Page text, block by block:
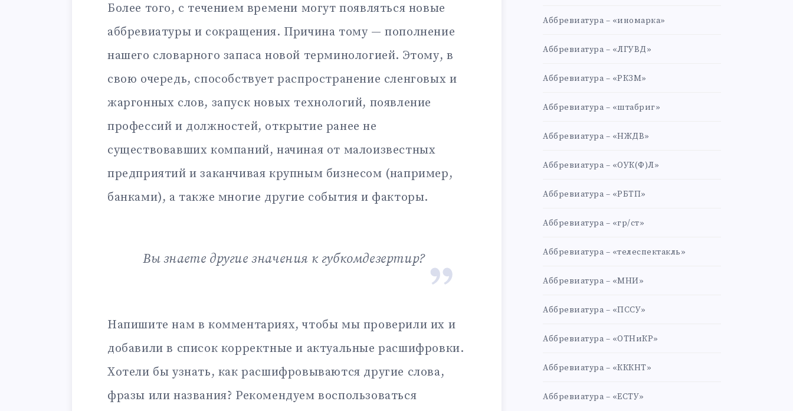
Более того, с течением времени могут появляться новые
аббревиатуры и сокращения. Причина тому — пополнение
нашего словарного запаса новой терминологией. Этому, в
свою очередь, способствует распространение сленговых и
жаргонных слов, запуск новых технологий, появление
профессий и должностей, открытие ранее не
существовавших компаний, начиная от малоизвестных
предприятий и заканчивая крупным бизнесом (например,
банками), а также многие другие события и факторы.
Вы знаете другие значения к губкомдезертир?
Напишите нам в комментариях, чтобы мы проверили их и
добавили в список корректные и актуальные расшифровки.
Хотели бы узнать, как расшифровываются другие слова,
фразы или названия? Рекомендуем воспользоваться
Аббревиатура – «иномарка»
Аббревиатура – «ЛГУВД»
Аббревиатура – «РКЗМ»
Аббревиатура – «штабриг»
Аббревиатура – «НЖДВ»
Аббревиатура – «ОУК(Ф)Л»
Аббревиатура – «РБТП»
Аббревиатура – «гр/ст»
Аббревиатура – «телеспектакль»
Аббревиатура – «МНИ»
Аббревиатура – «ПССУ»
Аббревиатура – «ОТНиКР»
Аббревиатура – «КККНТ»
Аббревиатура – «ЕСТУ»